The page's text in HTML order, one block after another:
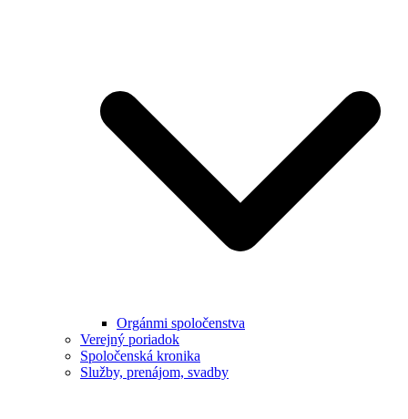
Orgánmi spoločenstva
Verejný poriadok
Spoločenská kronika
Služby, prenájom, svadby